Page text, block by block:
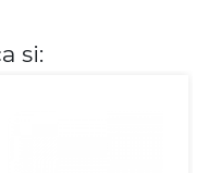
si: